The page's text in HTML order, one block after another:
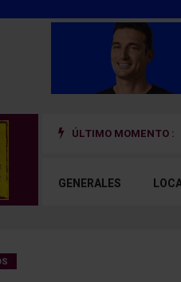
ÚLTIMO MOMENTO :
en la cuenca del río Uruguay
GENERALES